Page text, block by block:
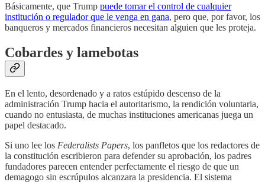
Básicamente, que Trump puede tomar el control de cualquier
institución o regulador que le venga en gana, pero que, por favor, los
banqueros y mercados financieros necesitan alguien que les proteja.
Cobardes y lamebotas
En el lento, desordenado y a ratos estúpido descenso de la
administración Trump hacia el autoritarismo, la rendición voluntaria,
cuando no entusiasta, de muchas instituciones americanas juega un
papel destacado.
Si uno lee los Federalists Papers, los panfletos que los redactores de
la constitución escribieron para defender su aprobación, los padres
fundadores parecen entender perfectamente el riesgo de que un
demagogo sin escrúpulos alcanzara la presidencia. El sistema